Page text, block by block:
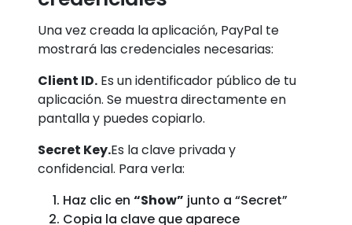
Una vez creada la aplicación, PayPal te
mostrará las credenciales necesarias:
Client ID. Es un identificador público de tu
aplicación. Se muestra directamente en
pantalla y puedes copiarlo.
Secret Key.Es la clave privada y
confidencial. Para verla:
Haz clic en “Show” junto a “Secret”
Copia la clave que aparece